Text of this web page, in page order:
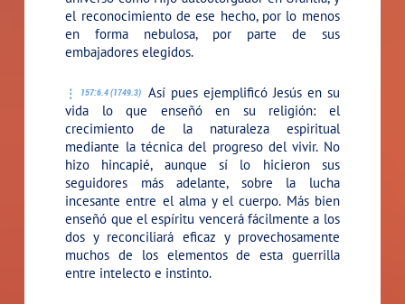
el reconocimiento de ese hecho, por lo menos
en forma nebulosa, por parte de sus
embajadores elegidos.
157:6.4 (1749.3)
Así pues ejemplificó Jesús en su
vida lo que enseñó en su religión: el
crecimiento de la naturaleza espiritual
mediante la técnica del progreso del vivir. No
hizo hincapié, aunque sí lo hicieron sus
seguidores más adelante, sobre la lucha
incesante entre el alma y el cuerpo. Más bien
enseñó que el espíritu vencerá fácilmente a los
dos y reconciliará eficaz y provechosamente
muchos de los elementos de esta guerrilla
entre intelecto e instinto.